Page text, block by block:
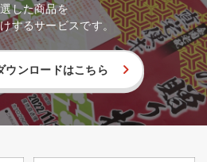
した商品を
するサービスです。
ウンロードはこちら